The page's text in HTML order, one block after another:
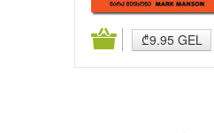
₾9.95 GEL
კალათაში დამატება